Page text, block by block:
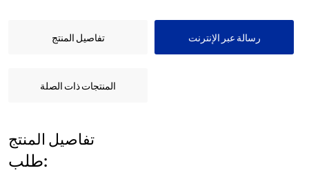
تفاصيل المنتج رسالة عبر الإنترنت
المنتجات ذات الصلة
تفاصيل المنتج
طلب: